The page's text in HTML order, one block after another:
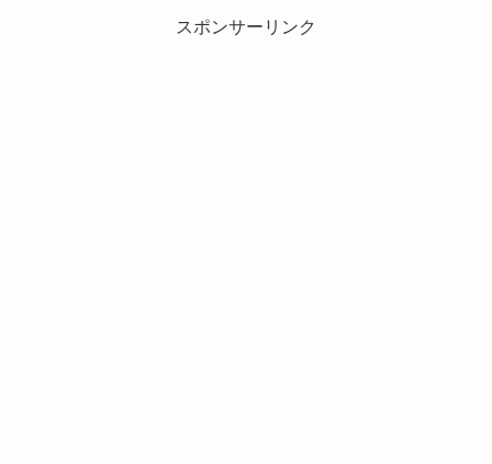
スポンサーリンク